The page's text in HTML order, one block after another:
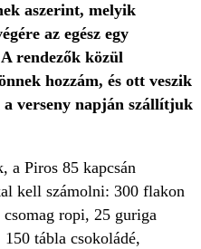
aszerint, melyik
az egész egy
rendezők közül
hozzám, és ott veszik
a verseny napján szállítjuk
a Piros 85 kapcsán
kell számolni: 300 flakon
ropi, 25 guriga
tábla csokoládé,